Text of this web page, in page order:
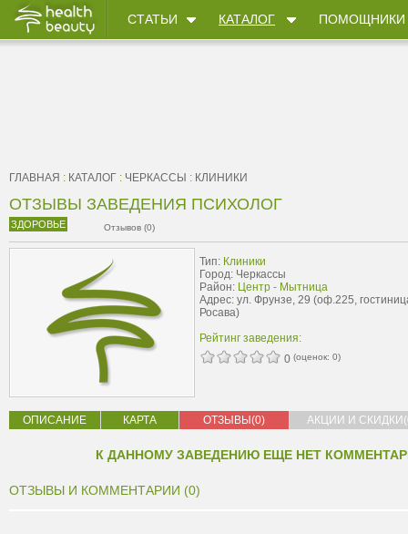
СТАТЬИ КАТАЛОГ ПОМОЩНИКИ
ГЛАВНАЯ : КАТАЛОГ : ЧЕРКАССЫ : КЛИНИКИ
ОТЗЫВЫ ЗАВЕДЕНИЯ ПСИХОЛОГ
ЗДОРОВЬЕ Отзывов (0)
Тип: Клиники
Город: Черкассы
Район: Центр - Мытница
Адрес: ул. Фрунзе, 29 (оф.225,
Росава)
Рейтинг заведения:
0 (оценок: 0)
ОПИСАНИЕ КАРТА ОТЗЫВЫ(0) АКЦИИ И
К ДАННОМУ ЗАВЕДЕНИЮ ЕЩЕ НЕТ
ОТЗЫВЫ И КОММЕНТАРИИ (0)